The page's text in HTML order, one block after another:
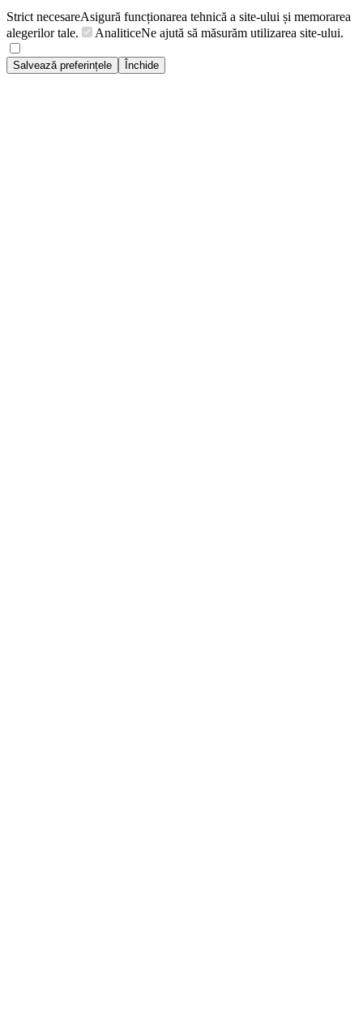
Strict necesareAsigură funcționarea tehnică a site-ului și memorarea
alegerilor tale.
AnaliticeNe ajută să măsurăm utilizarea site-ului.
Salvează preferințele Închide